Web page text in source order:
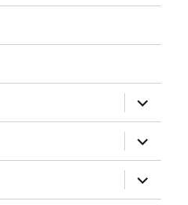
anzeigen
anzeigen
anzeigen